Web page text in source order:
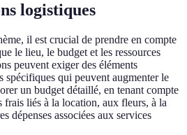
logistiques
il est crucial de prendre en compte
le lieu, le budget et les ressources
peuvent exiger des éléments
spécifiques qui peuvent augmenter le
un budget détaillé, en tenant compte
frais liés à la location, aux fleurs, à la
dépenses associées aux services